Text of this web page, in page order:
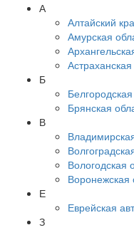
А
Алтайский
Амурская
Б
Брянская
В
Вологодская
Воронежская
Е
Еврейская
З